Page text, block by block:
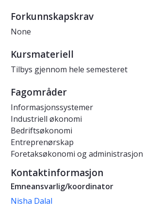
Forkunnskapskrav
None
Kursmateriell
Tilbys gjennom hele semesteret
Fagområder
Informasjonssystemer
Industriell økonomi
Bedriftsøkonomi
Entreprenørskap
Foretaksøkonomi og administrasjon
Kontaktinformasjon
Emneansvarlig/koordinator
Nisha Dalal